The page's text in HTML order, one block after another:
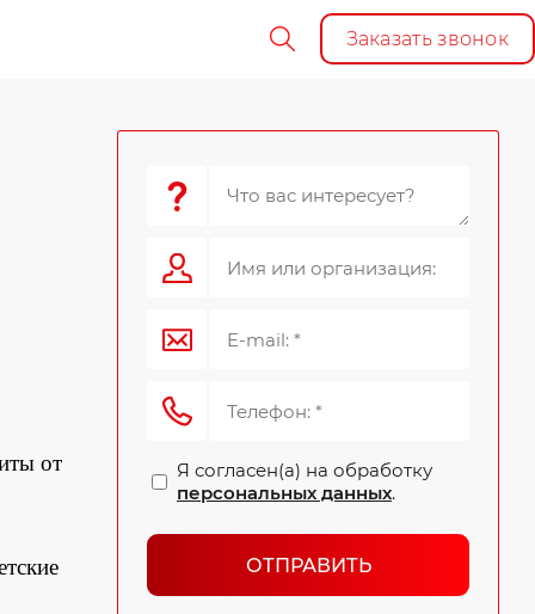
Заказать звонок
от
Я согласен(а) на обработку
персональных данных.
ОТПРАВИТЬ